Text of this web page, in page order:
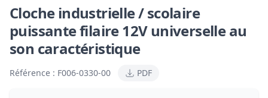
Cloche industrielle / scolaire
puissante filaire 12V universelle au
son caractéristique
Référence : F006-0330-00 PDF